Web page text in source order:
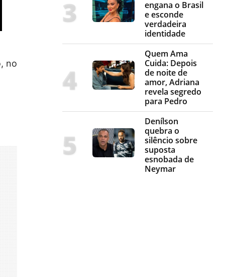
no
engana o Brasil
e esconde
verdadeira
identidade
Quem Ama
Cuida: Depois
de noite de
amor, Adriana
revela segredo
para Pedro
Denílson
quebra o
silêncio sobre
suposta
esnobada de
Neymar